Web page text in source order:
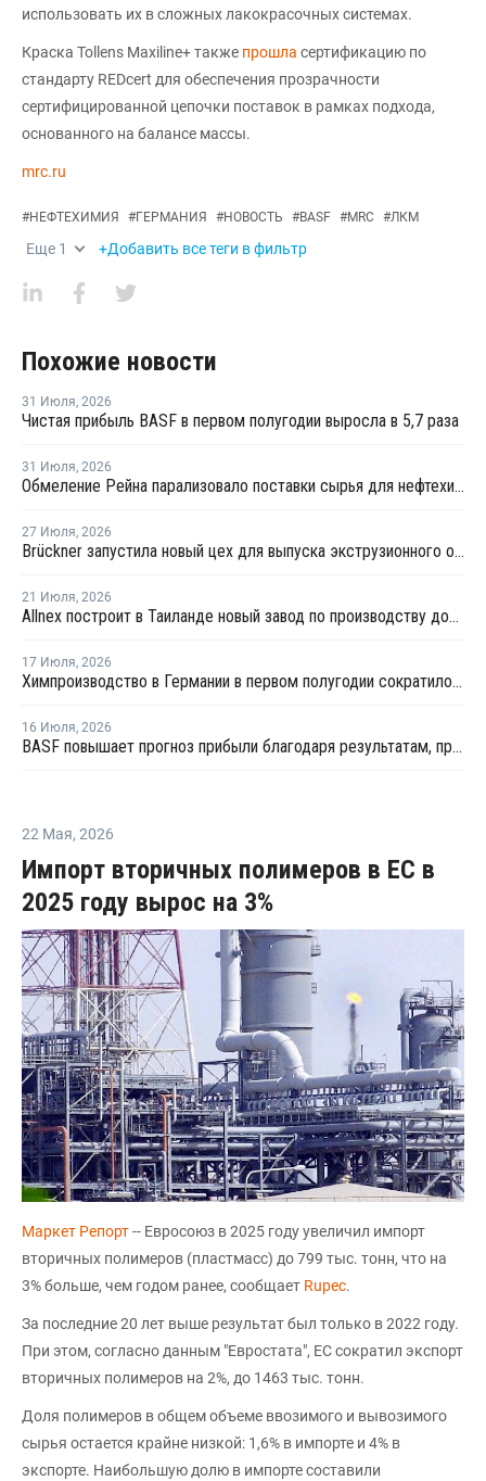
использовать их в сложных лакокрасочных системах.
Краска Tollens Maxiline+ также прошла сертификацию по
стандарту REDcert для обеспечения прозрачности
сертифицированной цепочки поставок в рамках подхода,
основанного на балансе массы.
mrc.ru
#НЕФТЕХИМИЯ #ГЕРМАНИЯ #НОВОСТЬ #BASF #MRC #ЛКМ
Еще 1 +Добавить все теги в фильтр
Похожие новости
31 Июля, 2026
Чистая прибыль BASF в первом полугодии выросла в 5,7 раза
31 Июля, 2026
Обмеление Рейна парализовало поставки сырья для нефтехимии Германии
27 Июля, 2026
Brückner запустила новый цех для выпуска экструзионного оборудования
21 Июля, 2026
Allnex построит в Таиланде новый завод по производству добавок для предотвращения потеков (SCA)
17 Июля, 2026
Химпроизводство в Германии в первом полугодии сократилось на 3%
16 Июля, 2026
BASF повышает прогноз прибыли благодаря результатам, превзошедшим ожидания
22 Мая, 2026
Импорт вторичных полимеров в ЕС в
2025 году вырос на 3%
Маркет Репорт-- Евросоюз в 2025 году увеличил импорт
вторичных полимеров (пластмасс) до 799 тыс. тонн, что на
3% больше, чем годом ранее, сообщает Rupec.
За последние 20 лет выше результат был только в 2022 году.
При этом, согласно данным "Евростата", ЕС сократил экспорт
вторичных полимеров на 2%, до 1463 тыс. тонн.
Доля полимеров в общем объеме ввозимого и вывозимого
сырья остается крайне низкой: 1,6% в импорте и 4% в
экспорте. Наибольшую долю в импорте составили